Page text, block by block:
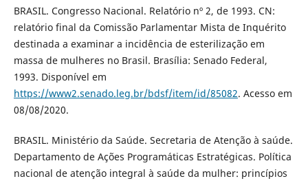
BRASIL. Congresso Nacional. Relatório nº 2, de 1993. CN:
relatório final da Comissão Parlamentar Mista de Inquérito
destinada a examinar a incidência de esterilização em
massa de mulheres no Brasil. Brasília: Senado Federal,
1993. Disponível em
https://www2.senado.leg.br/bdsf/item/id/85082. Acesso em
08/08/2020.
BRASIL. Ministério da Saúde. Secretaria de Atenção à saúde.
Departamento de Ações Programáticas Estratégicas. Política
nacional de atenção integral à saúde da mulher: princípios